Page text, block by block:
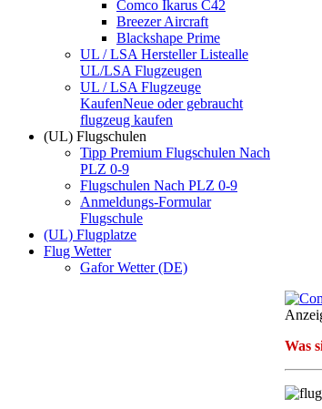
Comco Ikarus C42
Breezer Aircraft
Blackshape Prime
UL / LSA Hersteller Listealle
UL/LSA Flugzeugen
UL / LSA Flugzeuge
KaufenNeue oder gebraucht
flugzeug kaufen
(UL) Flugschulen
Tipp Premium Flugschulen Nach
PLZ 0-9
Flugschulen Nach PLZ 0-9
Anmeldungs-Formular
Flugschule
(UL) Flugplatze
Flug Wetter
Gafor Wetter (DE)
Was